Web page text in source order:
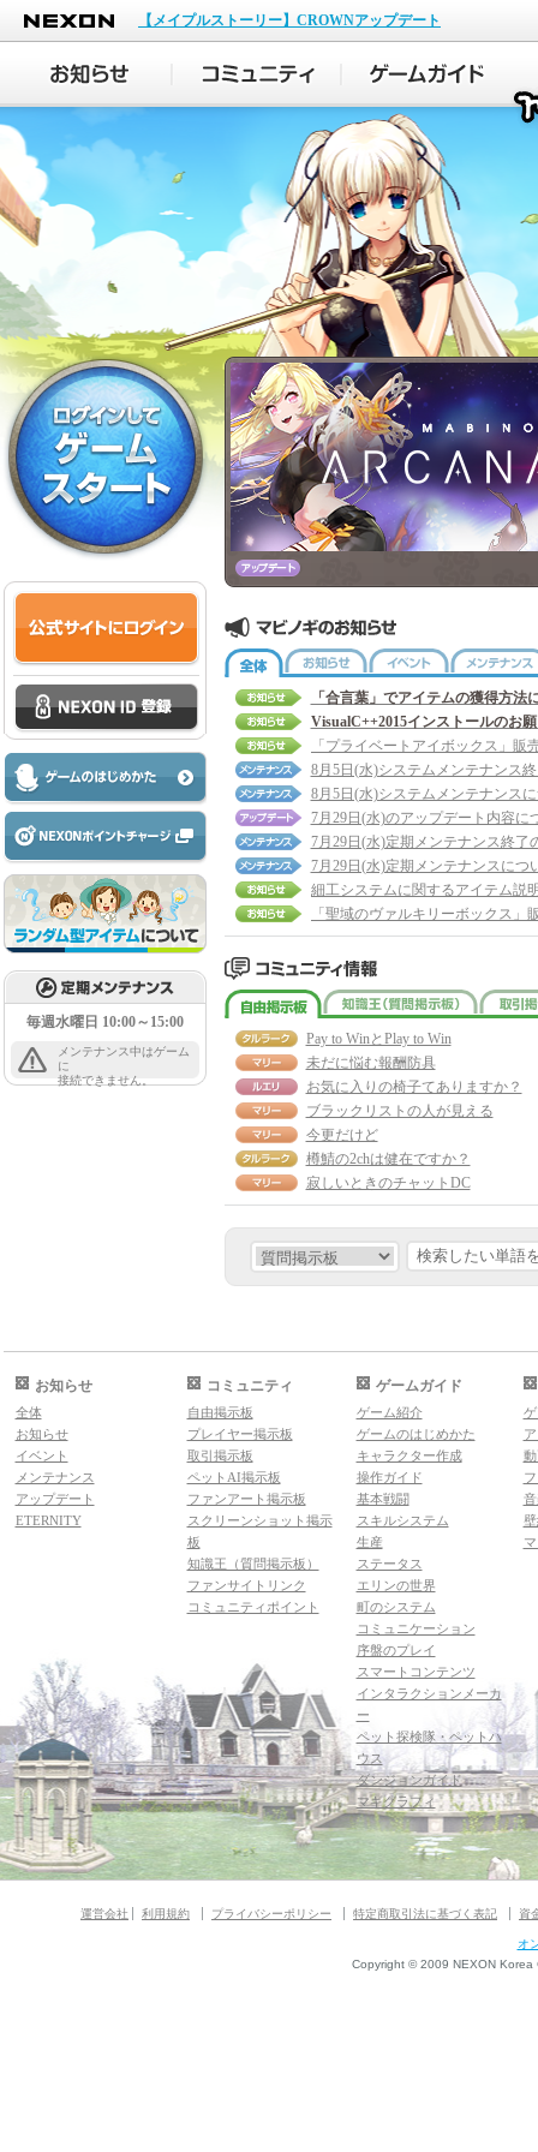
NEXON
【メイプルストーリー】CROWNアップデート
毎週水曜日 10:00～15:00
メンテナンス中はゲーム
に
接続できません。
全体 お知らせ イベント
「合言葉」でアイテムの獲得方法
VisualC++2015インストールのお
8月5日(水)システムメンテナンス
8月5日(水)システムメンテナンス
7月29日(水)のアップデート内容に
7月29日(水)定期メンテナンス終了
7月29日(水)定期メンテナンスにつ
細工システムに関するアイテム説
自由掲示板 知識
Pay to WinとPlay to Win
未だに悩む報酬防具
お気に入りの椅子てありますか？
ブラックリストの人が見える
今更だけど
樽鯖の2chは健在ですか？
寂しいときのチャットDC
お知らせ
全体
お知らせ
イベント
メンテナンス
アップデート
ETERNITY
コミュニティ
自由掲示板
プレイヤー掲示板
取引掲示板
ペットAI掲示板
ファンアート掲示板
スクリーンショット掲示
板
知識王（質問掲示板）
ファンサイトリンク
コミュニティポイント
ゲームガイド
ゲーム紹介
ゲームのはじめかた
キャラクター作成
操作ガイド
基本戦闘
スキルシステム
生産
ステータス
エリンの世界
町のシステム
コミュニケーション
序盤のプレイ
スマートコンテンツ
インタラクションメーカ
ー
ペット探検隊・ペットハ
ウス
ダンジョンガイド
マギグラフィ
運営会社 利用規約 プライバシーポリシー 特定商取引法に基づく表記 資
オ
Copyright © 2009 NEXON Korea